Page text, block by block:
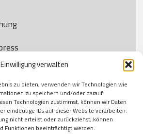
Einwilligung verwalten
zu bieten, verwenden wir Technologien wie
zu speichern und/oder darauf
Technologien zustimmst, können wir Daten
eindeutige IDs auf dieser Website verarbeiten.
nicht erteilst oder zurückziehst, können
Funktionen beeinträchtigt werden.